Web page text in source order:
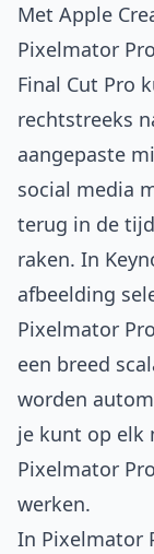
Met Apple
Pixelmator
Final Cut Pro
rechtstreeks
aangepaste
social media
terug in de
raken. In
afbeelding
Pixelmator
een breed
worden
je kunt op elk
Pixelmator
werken.
In Pixelmator